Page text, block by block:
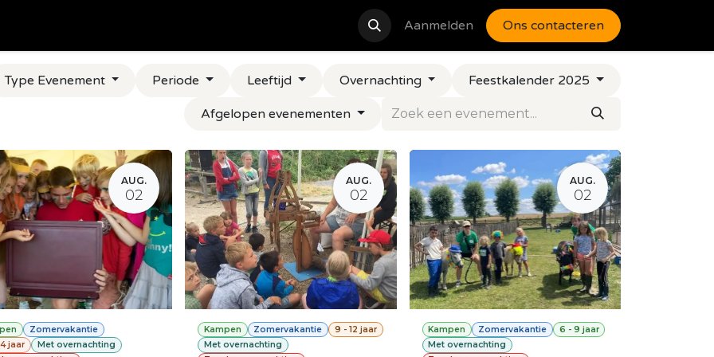
Vacatures Contact
Aanmelden Ons contacteren
Type Evenement Periode Leeftijd Overnachting Feestkalender 2025
Afgelopen evenementen
AUG.
02
Zomervakantie
jaar
Met overnachting
AUG.
02
Kampen Zomervakantie
9 - 12 jaar
Met overnachting
AUG.
02
Kampen Zomervakantie
6 - 9 jaar
Met overnachting